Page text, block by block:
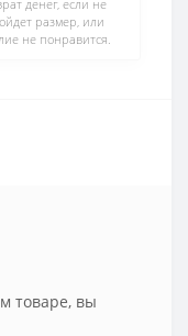
денег, если не
размер, или
не понравится.
товаре, вы